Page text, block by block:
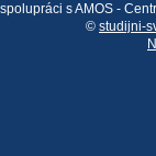
s AMOS -
© studijni-